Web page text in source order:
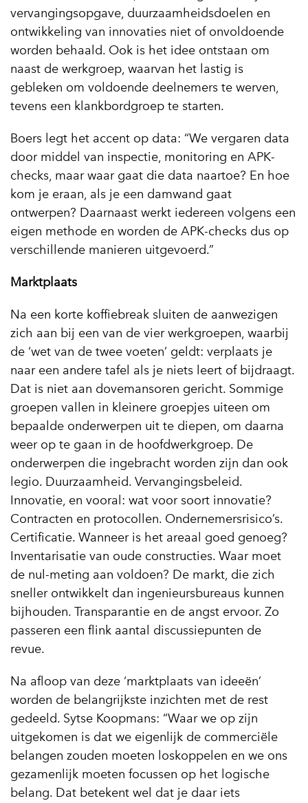
vervangingsopgave, duurzaamheidsdoelen en
ontwikkeling van innovaties niet of onvoldoende
worden behaald. Ook is het idee ontstaan om
naast de werkgroep, waarvan het lastig is
gebleken om voldoende deelnemers te werven,
tevens een klankbordgroep te starten.
Boers legt het accent op data: “We vergaren data
door middel van inspectie, monitoring en APK-
checks, maar waar gaat die data naartoe? En hoe
kom je eraan, als je een damwand gaat
ontwerpen? Daarnaast werkt iedereen volgens een
eigen methode en worden de APK-checks dus op
verschillende manieren uitgevoerd.”
Marktplaats
Na een korte koffiebreak sluiten de aanwezigen
zich aan bij een van de vier werkgroepen, waarbij
de ‘wet van de twee voeten’ geldt: verplaats je
naar een andere tafel als je niets leert of bijdraagt.
Dat is niet aan dovemansoren gericht. Sommige
groepen vallen in kleinere groepjes uiteen om
bepaalde onderwerpen uit te diepen, om daarna
weer op te gaan in de hoofdwerkgroep. De
onderwerpen die ingebracht worden zijn dan ook
legio. Duurzaamheid. Vervangingsbeleid.
Innovatie, en vooral: wat voor soort innovatie?
Contracten en protocollen. Ondernemersrisico’s.
Certificatie. Wanneer is het areaal goed genoeg?
Inventarisatie van oude constructies. Waar moet
de nul-meting aan voldoen? De markt, die zich
sneller ontwikkelt dan ingenieursbureaus kunnen
bijhouden. Transparantie en de angst ervoor. Zo
passeren een flink aantal discussiepunten de
revue.
Na afloop van deze ‘marktplaats van ideeën’
worden de belangrijkste inzichten met de rest
gedeeld. Sytse Koopmans: “Waar we op zijn
uitgekomen is dat we eigenlijk de commerciële
belangen zouden moeten loskoppelen en we ons
gezamenlijk moeten focussen op het logische
belang. Dat betekent wel dat je daar iets